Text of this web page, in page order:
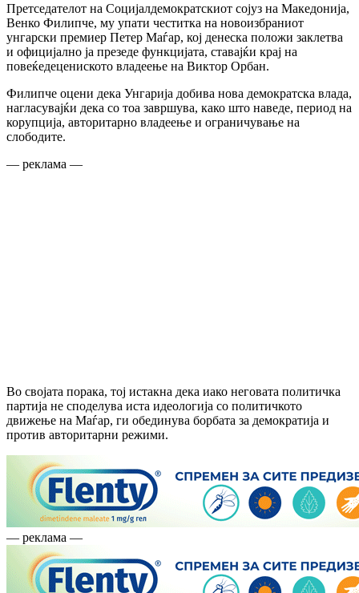
Претседателот на Социјалдемократскиот сојуз на Македонија,
Венко Филипче, му упати честитка на новоизбраниот
унгарски премиер Петер Маѓар, кој денеска положи заклетва
и официјално ја презеде функцијата, ставајќи крај на
повеќедецениското владеење на Виктор Орбан.
Филипче оцени дека Унгарија добива нова демократска влада,
нагласувајќи дека со тоа завршува, како што наведе, период на
корупција, авторитарно владеење и ограничување на
слободите.
— реклама —
Во својата порака, тој истакна дека иако неговата политичка
партија не споделува иста идеологија со политичкото
движење на Маѓар, ги обединува борбата за демократија и
против авторитарни режими.
— реклама —